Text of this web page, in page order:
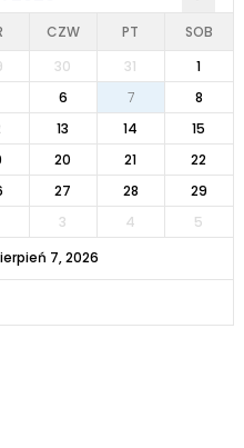
CZW PT
SOB
30 31
1
6 7
8
13 14
15
20 21
22
27 28
29
3 4
5
7, 2026